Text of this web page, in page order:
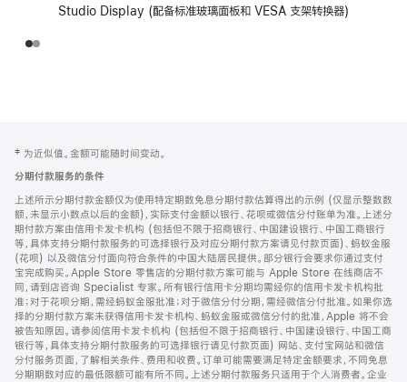
Studio Display (配备标准玻璃面板和 VESA 支架转换器)
页
页
脚
注
‡ 为近似值。金额可能随时间变动。
分期付款服务的条件
上述所示分期付款金额仅为使用特定期数免息分期付款估算得出的示例 (仅显示整数数
额，未显示小数点以后的金额)，实际支付金额以银行、花呗或微信分付账单为准。上述分
期付款方案由信用卡发卡机构 (包括但不限于招商银行、中国建设银行、中国工商银行
等，具体支持分期付款服务的可选择银行及对应分期付款方案请见付款页面)、蚂蚁金服
(花呗) 以及微信分付面向符合条件的中国大陆居民提供。部分银行会要求你通过支付
宝完成购买。Apple Store 零售店的分期付款方案可能与 Apple Store 在线商店不
同，请到店咨询 Specialist 专家。所有银行信用卡分期均需经你的信用卡发卡机构批
准；对于花呗分期，需经蚂蚁金服批准；对于微信分付分期，需经微信分付批准。如果你选
择的分期付款方案未获得信用卡发卡机构、蚂蚁金服或微信分付的批准，Apple 将不会
被告知原因。请参阅信用卡发卡机构 (包括但不限于招商银行、中国建设银行、中国工商
银行等，具体支持分期付款服务的可选择银行请见付款页面) 网站、支付宝网站和微信
分付服务页面，了解相关条件、费用和收费。订单可能需要满足特定金额要求，不同免息
分期期数对应的最低限额可能有所不同。上述分期付款服务只适用于个人消费者。企业